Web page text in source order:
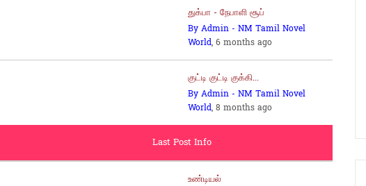
துக்பா - நேபாளி சூப்
By Admin - NM Tamil Novel
World, 6 months ago
குட்டி குட்டி குக்கி...
By Admin - NM Tamil Novel
World, 8 months ago
Last Post Info
உண்டியல்